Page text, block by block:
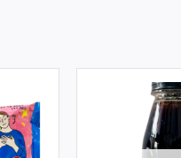
SỐT MIẾN
MARU 370G